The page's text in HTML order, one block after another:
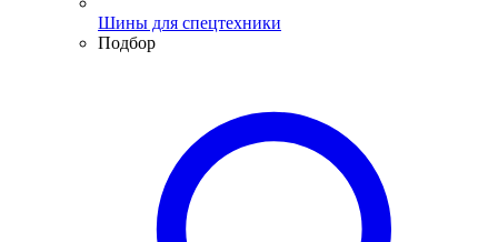
Шины для спецтехники
Подбор